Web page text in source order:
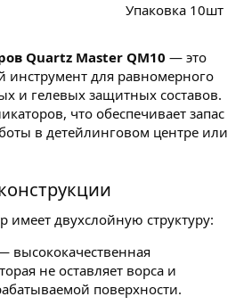
Упаковка 10шт
Quartz Master QM10 — это
инструмент для равномерного
и гелевых защитных составов.
что обеспечивает запас
в детейлинговом центре или
имеет двухслойную структуру:
высококачественная
не оставляет ворса и
поверхности.